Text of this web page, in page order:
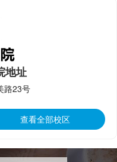
地址
路23号
查看全部校区